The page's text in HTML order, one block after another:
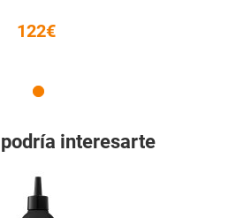
122€
interesarte